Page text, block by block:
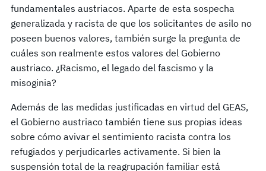
fundamentales austriacos. Aparte de esta sospecha
generalizada y racista de que los solicitantes de asilo no
poseen buenos valores, también surge la pregunta de
cuáles son realmente estos valores del Gobierno
austriaco. ¿Racismo, el legado del fascismo y la
misoginia?
Además de las medidas justificadas en virtud del GEAS,
el Gobierno austriaco también tiene sus propias ideas
sobre cómo avivar el sentimiento racista contra los
refugiados y perjudicarles activamente. Si bien la
suspensión total de la reagrupación familiar está